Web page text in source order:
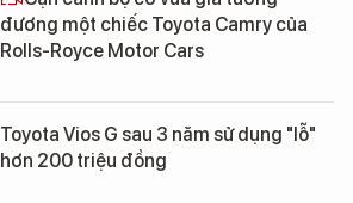
đương một chiếc Toyota Camry của
Rolls-Royce Motor Cars
Toyota Vios G sau 3 năm sử dụng "lỗ"
hơn 200 triệu đồng